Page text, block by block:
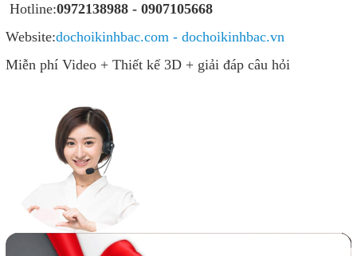
Hotline:0972138988 - 0907105668
Website:dochoikinhbac.com - dochoikinhbac.vn
Miễn phí Video + Thiết kế 3D + giải đáp câu hỏi